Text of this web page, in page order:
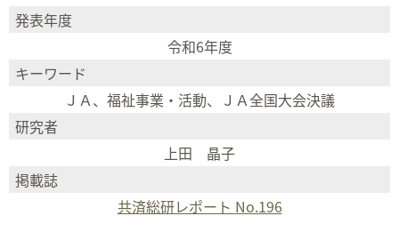
発表年度
令和6年度
キーワード
ＪＡ、福祉事業・活動、ＪＡ全国大会決議
研究者
上田 晶子
掲載誌
共済総研レポート No.196